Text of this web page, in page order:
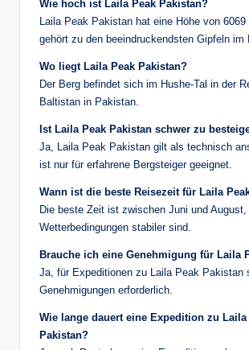
Wie hoch ist Laila Peak Pakistan?
Laila Peak Pakistan hat eine Höhe von 6069
gehört zu den beeindruckendsten Gipfeln im
Wo liegt Laila Peak Pakistan?
Der Berg befindet sich im Hushe-Tal in der
Baltistan in Pakistan.
Ist Laila Peak Pakistan schwer zu
Ja, Laila Peak Pakistan gilt als technisch
ist nur für erfahrene Bergsteiger geeignet.
Wann ist die beste Reisezeit für Laila
Die beste Zeit ist zwischen Juni und August,
Wetterbedingungen stabiler sind.
Brauche ich eine Genehmigung für Laila
Ja, für Expeditionen zu Laila Peak Pakistan
Genehmigungen erforderlich.
Wie lange dauert eine Expedition zu Laila
Pakistan?